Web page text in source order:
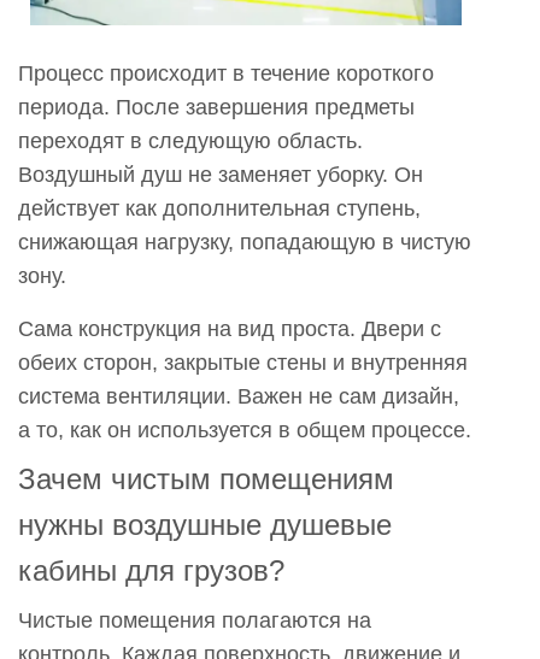
материалов
через
грузовой
воздушный
душ?
5
Чем
воздушный
для
грузовых
автомобилей
отличается
от
душа
для
Процесс происходит в течение короткого
периода. После завершения предметы
переходят в следующую область.
Воздушный душ не заменяет уборку. Он
действует как дополнительная ступень,
снижающая нагрузку, попадающую в чистую
зону.
Сама конструкция на вид проста. Двери с
обеих сторон, закрытые стены и внутренняя
система вентиляции. Важен не сам дизайн,
а то, как он используется в общем процессе.
Зачем чистым помещениям
нужны воздушные душевые
кабины для грузов?
Чистые помещения полагаются на